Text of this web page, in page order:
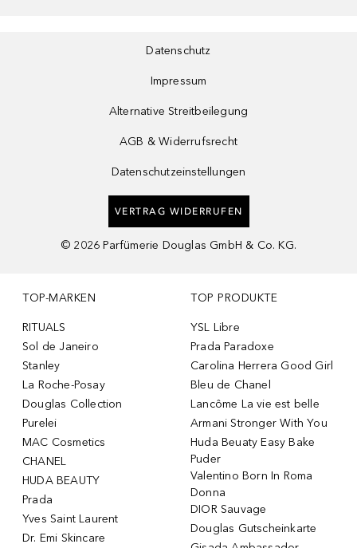
Datenschutz
Impressum
Alternative Streitbeilegung
AGB & Widerrufsrecht
Datenschutzeinstellungen
VERTRAG WIDERRUFEN
© 2026 Parfümerie Douglas GmbH & Co. KG.
TOP-MARKEN
RITUALS
Sol de Janeiro
Stanley
La Roche-Posay
Douglas Collection
Purelei
MAC Cosmetics
CHANEL
HUDA BEAUTY
Prada
Yves Saint Laurent
Dr. Emi Skincare
TOP PRODUKTE
YSL Libre
Prada Paradoxe
Carolina Herrera Good Girl
Bleu de Chanel
Lancôme La vie est belle
Armani Stronger With You
Huda Beuaty Easy Bake
Puder
Valentino Born In Roma
Donna
DIOR Sauvage
Douglas Gutscheinkarte